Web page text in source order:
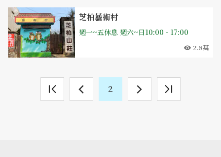
芝柏藝術村
週一~五休息 週六~日10:00 - 17:00
2.8萬
2